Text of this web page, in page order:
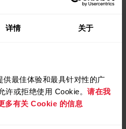
详情 关于
最佳体验和最具针对性的广
许或拒绝使用 Cookie。 请在我
多有关 Cookie 的信息
Pro/Ignite 3/Vantage
续心率追踪